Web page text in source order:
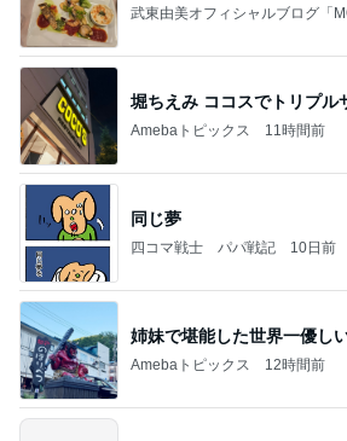
武東由美オフィシャルブログ「
堀ちえみ ココスでトリプル
Amebaトピックス 11時間前
同じ夢
四コマ戦士 パパ戦記 10日前
姉妹で堪能した世界一優し
Amebaトピックス 12時間前